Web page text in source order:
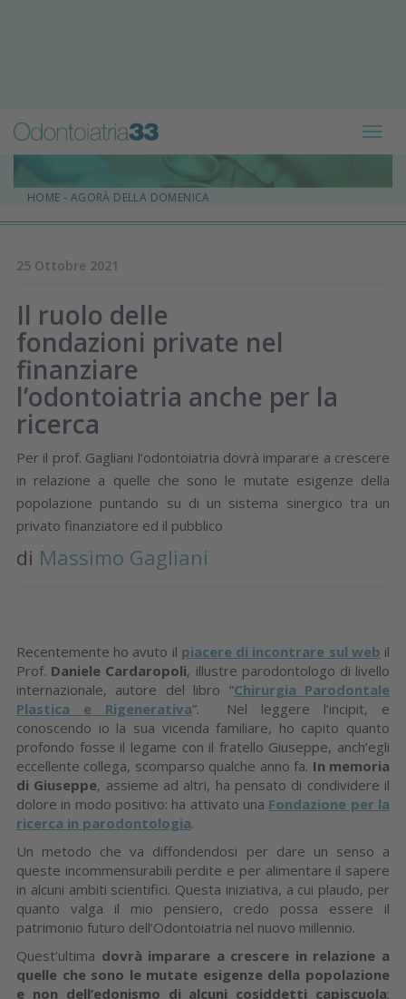
HOME - AGORÀ DELLA DOMENICA
25 Ottobre 2021
Il ruolo delle
fondazioni private nel
finanziare
l’odontoiatria anche per la
ricerca
Per il prof. Gagliani l’odontoiatria dovrà imparare a crescere
in relazione a quelle che sono le mutate esigenze della
popolazione puntando su di un sistema sinergico tra un
privato finanziatore ed il pubblico
di Massimo Gagliani
Recentemente ho avuto il piacere di incontrare sul web il
Prof. Daniele Cardaropoli, illustre parodontologo di livello
internazionale, autore del libro “Chirurgia Parodontale
Plastica e Rigenerativa”. Nel leggere l’incipit, e
conoscendo io la sua vicenda familiare, ho capito quanto
profondo fosse il legame con il fratello Giuseppe, anch’egli
eccellente collega, scomparso qualche anno fa. In memoria
di Giuseppe, assieme ad altri, ha pensato di condividere il
dolore in modo positivo: ha attivato una Fondazione per la
ricerca in parodontologia.
Un metodo che va diffondendosi per dare un senso a
queste incommensurabili perdite e per alimentare il sapere
in alcuni ambiti scientifici. Questa iniziativa, a cui plaudo, per
quanto valga il mio pensiero, credo possa essere il
patrimonio futuro dell’Odontoiatria nel nuovo millennio.
Quest’ultima dovrà imparare a crescere in relazione a
quelle che sono le mutate esigenze della popolazione
e non dell’edonismo di alcuni cosiddetti capiscuola;